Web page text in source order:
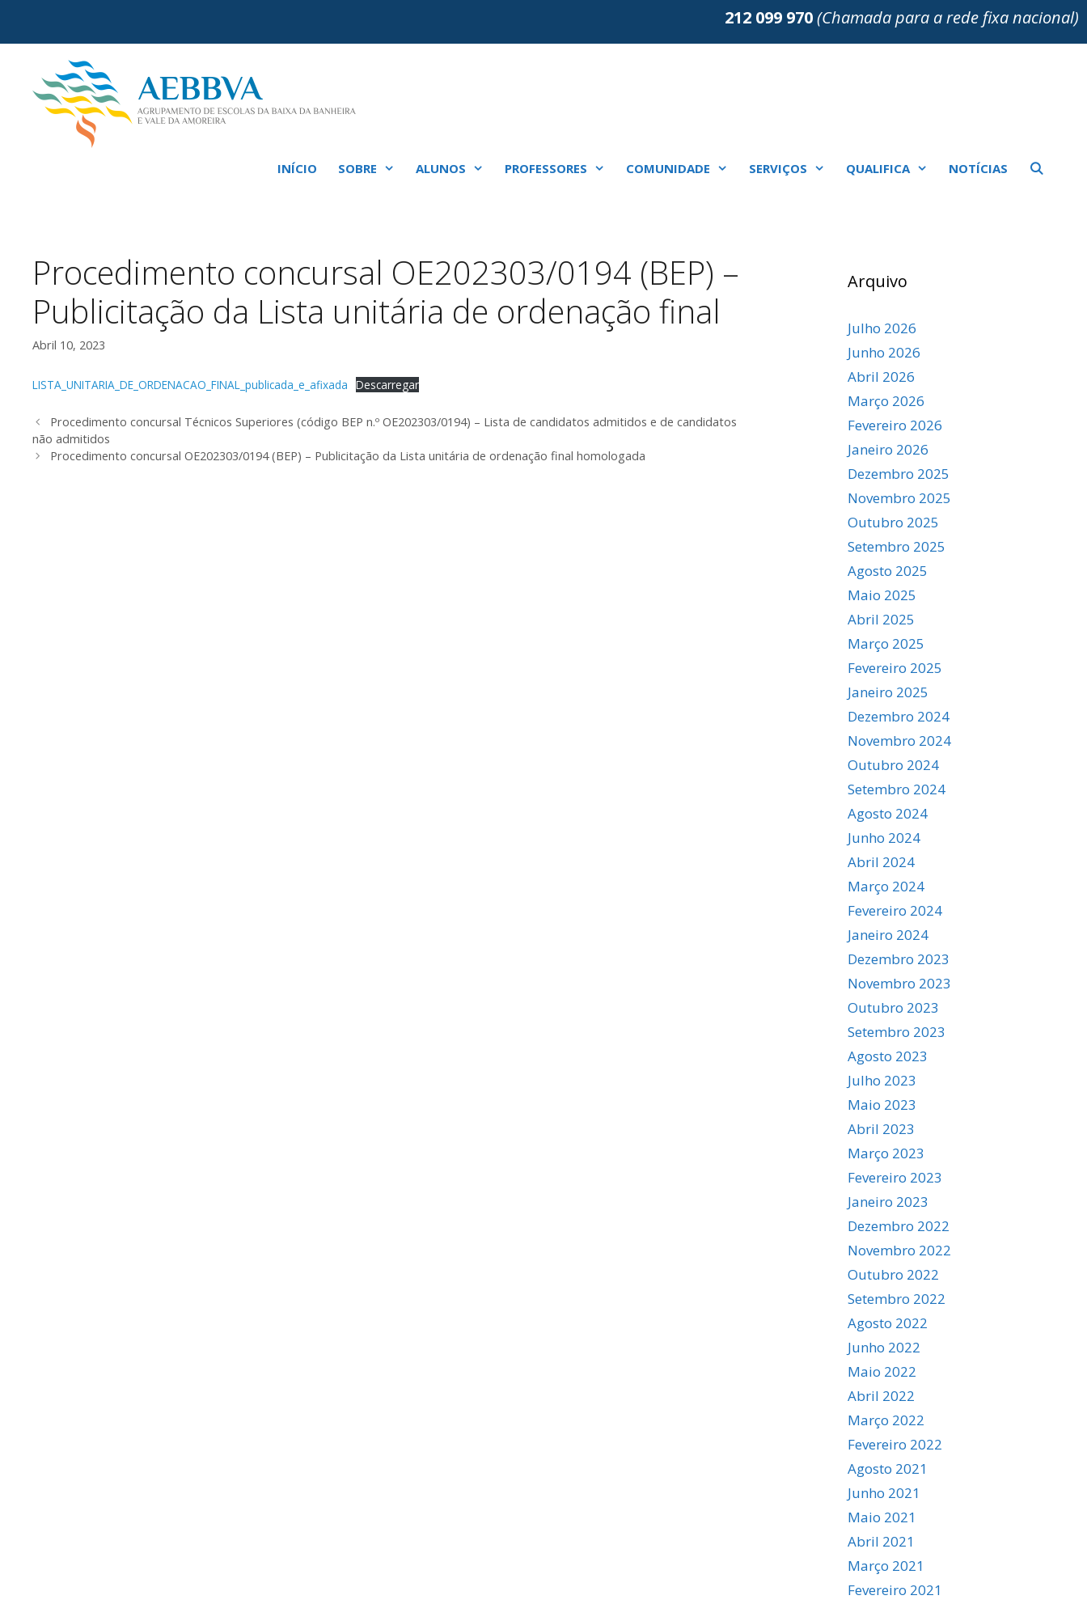
o
conteúdo
212 099 970(Chamada para a rede fixa nacional)
INÍCIO SOBRE ALUNOS PROFESSORES COMUNIDADE SERVIÇOS QUALIFICA NOTÍCIAS
Procedimento concursal OE202303/0194 (BEP) –
Publicitação da Lista unitária de ordenação final
Abril 10, 2023
LISTA_UNITARIA_DE_ORDENACAO_FINAL_publicada_e_afixada Descarregar
Procedimento concursal Técnicos Superiores (código BEP n.º OE202303/0194) – Lista de candidatos admitidos e de candidatos
não admitidos
Procedimento concursal OE202303/0194 (BEP) – Publicitação da Lista unitária de ordenação final homologada
Arquivo
Julho 2026
Junho 2026
Abril 2026
Março 2026
Fevereiro 2026
Janeiro 2026
Dezembro 2025
Novembro 2025
Outubro 2025
Setembro 2025
Agosto 2025
Maio 2025
Abril 2025
Março 2025
Fevereiro 2025
Janeiro 2025
Dezembro 2024
Novembro 2024
Outubro 2024
Setembro 2024
Agosto 2024
Junho 2024
Abril 2024
Março 2024
Fevereiro 2024
Janeiro 2024
Dezembro 2023
Novembro 2023
Outubro 2023
Setembro 2023
Agosto 2023
Julho 2023
Maio 2023
Abril 2023
Março 2023
Fevereiro 2023
Janeiro 2023
Dezembro 2022
Novembro 2022
Outubro 2022
Setembro 2022
Agosto 2022
Junho 2022
Maio 2022
Abril 2022
Março 2022
Fevereiro 2022
Agosto 2021
Junho 2021
Maio 2021
Abril 2021
Março 2021
Fevereiro 2021